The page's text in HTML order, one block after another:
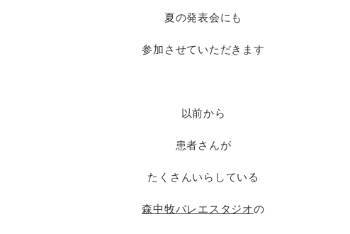
夏の発表会にも
参加させていただきます
以前から
患者さんが
たくさんいらしている
森中牧バレエスタジオの